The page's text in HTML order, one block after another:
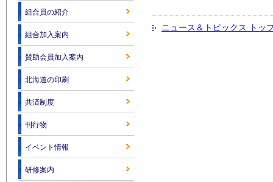
ニュース＆トピックス トッ
組合員の紹介
組合加入案内
賛助会員加入案内
北海道の印刷
共済制度
刊行物
イベント情報
研修案内